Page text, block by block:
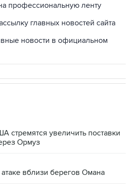
профессиональную ленту
главных новостей сайта
новости в официальном
стремятся увеличить поставки
Ормуз
вблизи берегов Омана